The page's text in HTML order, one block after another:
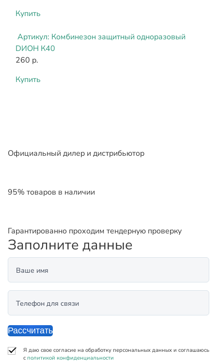
Купить
Артикул: Комбинезон защитный одноразовый
DИОН К40
260 р.
Купить
Официальный дилер и дистрибьютор
95% товаров в наличии
Гарантированно проходим тендерную проверку
Заполните данные
Ваше имя
Телефон для связи
Рассчитать
Я даю свое согласие на обработку персональных данных и соглашаюсь
с политикой конфиденциальности